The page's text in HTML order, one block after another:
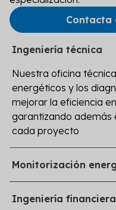
Contacta
Ingeniería técnica
Nuestra oficina
energéticos y los
mejorar la eficiencia
garantizando además
cada proyecto
Monitorización
indicadores
Ingeniería financiera
susceptibles a